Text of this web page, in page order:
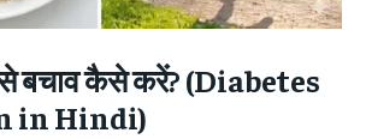
से बचाव कैसे करें? (Diabetes
in Hindi)